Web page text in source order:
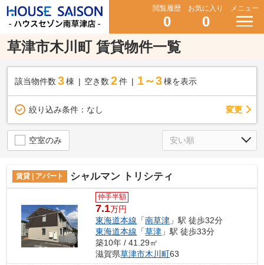
閲覧履歴
0
お気に入り
0
メニュー
草津市木川町 賃貸物件一覧
該当物件数 3棟 空き数 2 件 1～3 棟を表示
絞り込み条件： なし 変更
空室のみ
賃貸 | アパート シャルマン トリシティ
仲手半額
7.1万円
東海道本線 「南草津 」駅 徒歩32分
東海道本線 「草津 」駅 徒歩33分
築10年 / 41.29㎡
滋賀県草津市木川町63